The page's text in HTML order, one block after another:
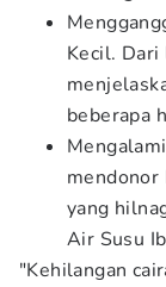
Kecil. Dari
beberapa
mendonor
yang
Air Susu
"Kehilangan